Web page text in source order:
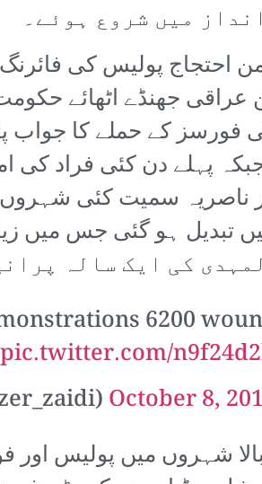
میں شروع ہوئے۔
احتجاج پولیس کی
جھنڈے اٹھائے
فورسز کے حملے کا جواب
جبکہ پہلے دن کئی فراد
ناصریہ سمیت کئی شہروں
کی ایک سالہ
6200
pic.twitter.com/
October 8,